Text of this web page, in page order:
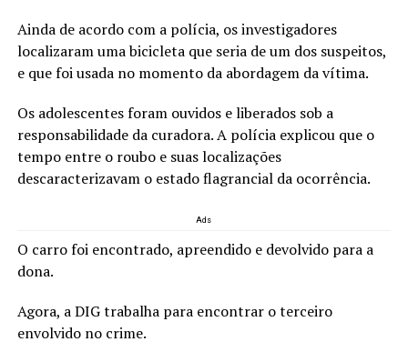
Ainda de acordo com a polícia, os investigadores
localizaram uma bicicleta que seria de um dos suspeitos,
e que foi usada no momento da abordagem da vítima.
Os adolescentes foram ouvidos e liberados sob a
responsabilidade da curadora. A polícia explicou que o
tempo entre o roubo e suas localizações
descaracterizavam o estado flagrancial da ocorrência.
Ads
O carro foi encontrado, apreendido e devolvido para a
dona.
Agora, a DIG trabalha para encontrar o terceiro
envolvido no crime.